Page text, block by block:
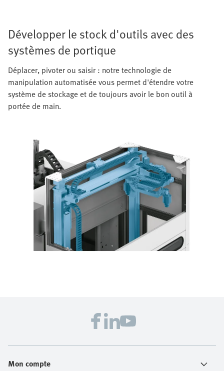
Développer le stock d'outils avec des
systèmes de portique
Déplacer, pivoter ou saisir : notre technologie de
manipulation automatisée vous permet d'étendre votre
système de stockage et de toujours avoir le bon outil à
portée de main.
Mon compte